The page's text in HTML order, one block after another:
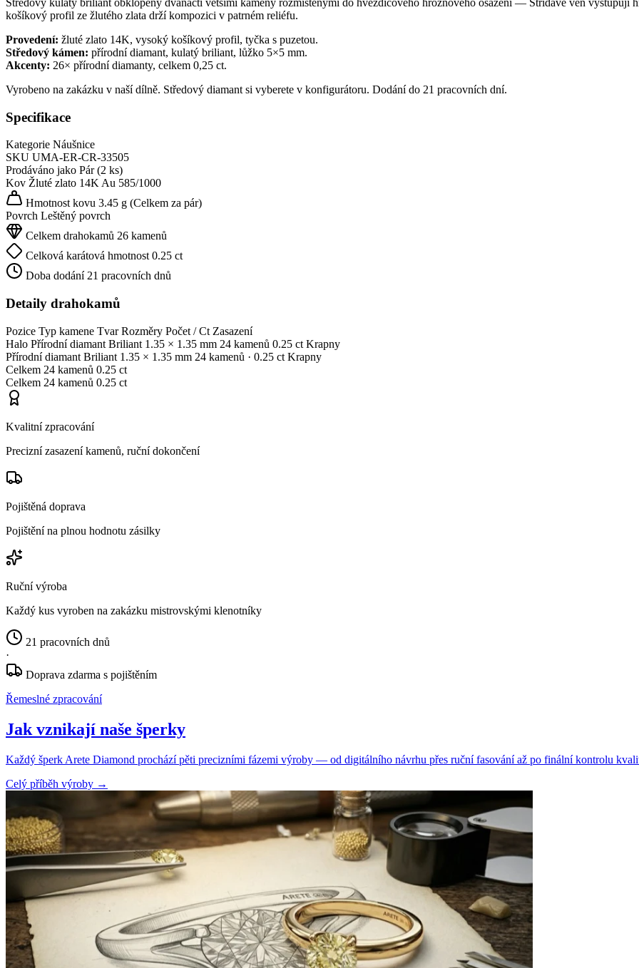
Středový kulatý briliant obklopený dvanácti většími kameny rozmístěnými do hvězdicového hroznového osazení — Střídavě ven vystupují
košíkový profil ze žlutého zlata drží kompozici v patrném reliéfu.
Provedení: žluté zlato 14K, vysoký košíkový profil, tyčka s puzetou.
Středový kámen: přírodní diamant, kulatý briliant, lůžko 5×5 mm.
Akcenty: 26× přírodní diamanty, celkem 0,25 ct.
Vyrobeno na zakázku v naší dílně. Středový diamant si vyberete v konfigurátoru. Dodání do 21 pracovních dní.
Specifikace
Kategorie Náušnice
SKU UMA-ER-CR-33505
Prodáváno jako Pár (2 ks)
Kov Žluté zlato 14KAu 585/1000
Hmotnost kovu 3.45 g (Celkem za pár)
Povrch Leštěný povrch
Celkem drahokamů 26 kamenů
Celková karátová hmotnost 0.25 ct
Doba dodání 21 pracovních dnů
Detaily drahokamů
Pozice Typ kamene Tvar Rozměry Počet / Ct Zasazení
Halo Přírodní diamant Briliant 1.35 × 1.35 mm 24 kamenů 0.25 ct Krapny
Přírodní diamant Briliant 1.35 × 1.35 mm 24 kamenů · 0.25 ct Krapny
Celkem 24 kamenů 0.25 ct
Celkem 24 kamenů 0.25 ct
Kvalitní zpracování
Precizní zasazení kamenů, ruční dokončení
Pojištěná doprava
Pojištění na plnou hodnotu zásilky
Ruční výroba
Každý kus vyroben na zakázku mistrovskými klenotníky
21 pracovních dnů
·
Doprava zdarma s pojištěním
Řemeslné zpracování
Jak vznikají naše šperky
Každý šperk Arete Diamond prochází pěti precizními fázemi výroby — od digitálního návrhu přes ruční fasování až po finální kontrolu
Celý příběh výroby →